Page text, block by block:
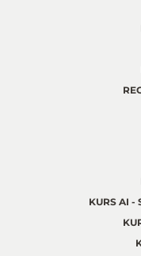
KURS AI -